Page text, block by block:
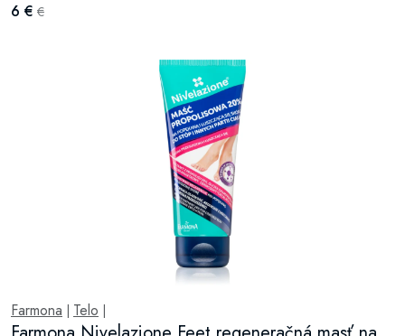
6 € €
Farmona Telo